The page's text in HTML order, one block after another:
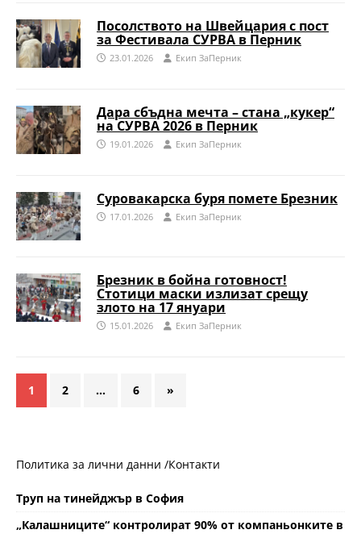
Посолството на Швейцария с пост
за Фестивала СУРВА в Перник
23.01.2026 Eкип ЗаПерник
Дара сбъдна мечта – стана „кукер“
на СУРВА 2026 в Перник
19.01.2026 Eкип ЗаПерник
Суровакарска буря помете Брезник
17.01.2026 Eкип ЗаПерник
Брезник в бойна готовност!
Стотици маски излизат срещу
злото на 17 януари
15.01.2026 Eкип ЗаПерник
1 2 … 6 »
Политика за лични данни /Контакти
Труп на тинейджър в София
„Калашниците“ контролират 90% от компаньонките в